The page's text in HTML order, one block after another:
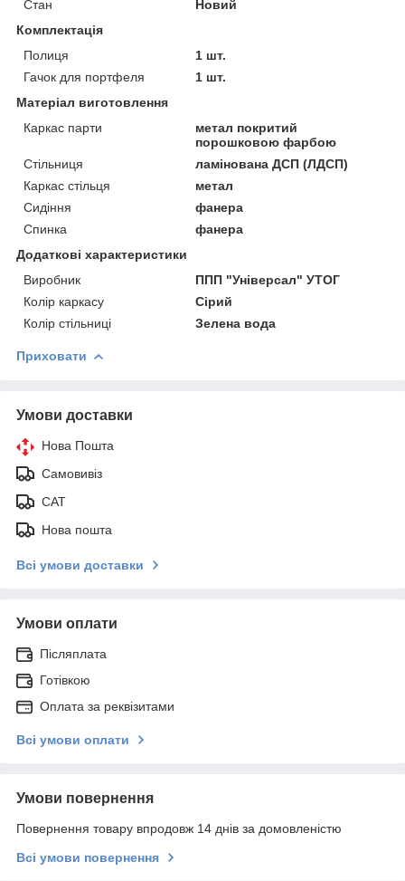
Стан
Новий
Комплектація
Полиця
1 шт.
Гачок для портфеля
1 шт.
Матеріал виготовлення
Каркас парти
метал покритий
порошковою фарбою
Стільниця
ламінована ДСП (ЛДСП)
Каркас стільця
метал
Сидіння
фанера
Спинка
фанера
Додаткові характеристики
Виробник
ППП "Універсал" УТОГ
Колір каркасу
Сірий
Колір стільниці
Зелена вода
Приховати
Умови доставки
Нова Пошта
Самовивіз
САТ
Нова пошта
Всі умови доставки
Умови оплати
Післяплата
Готівкою
Оплата за реквізитами
Всі умови оплати
Умови повернення
Повернення товару впродовж 14 днів за домовленістю
Всі умови повернення